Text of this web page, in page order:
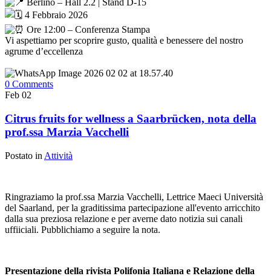
Berlino – Hall 2.2 | Stand D-15
4 Febbraio 2026
Ore 12:00 – Conferenza Stampa
Vi aspettiamo per scoprire gusto, qualità e benessere del nostro
agrume d’eccellenza
0 Comments
Feb 02
Citrus fruits for wellness a Saarbrücken, nota della
prof.ssa Marzia Vacchelli
Postato in Attività
Ringraziamo la prof.ssa Marzia Vacchelli, Lettrice Maeci Università
del Saarland, per la graditissima partecipazione all'evento arricchito
dalla sua preziosa relazione e per averne dato notizia sui canali
uffiiciali. Pubblichiamo a seguire la nota.
Presentazione della rivista Polifonia Italiana e Relazione della